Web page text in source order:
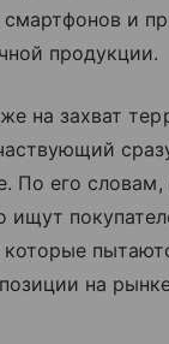
и
продукции.
на захват
По его
ищут
которые
на